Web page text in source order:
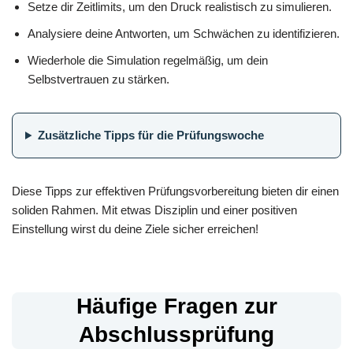
Setze dir Zeitlimits, um den Druck realistisch zu simulieren.
Analysiere deine Antworten, um Schwächen zu identifizieren.
Wiederhole die Simulation regelmäßig, um dein
Selbstvertrauen zu stärken.
Zusätzliche Tipps für die Prüfungswoche
Diese Tipps zur effektiven Prüfungsvorbereitung bieten dir einen
soliden Rahmen. Mit etwas Disziplin und einer positiven
Einstellung wirst du deine Ziele sicher erreichen!
Häufige Fragen zur
Abschlussprüfung